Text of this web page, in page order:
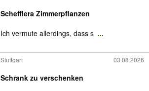
Schefflera Zimmerpflanzen
Ich vermute allerdings, dass s ...
Stuttgart 03.08.2026
Schrank zu verschenken